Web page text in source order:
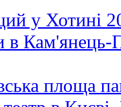
у Хотині
в Кам'янець-
площа